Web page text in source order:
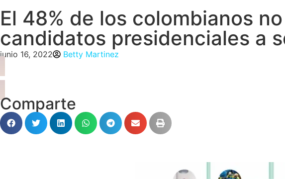
El 48% de los colombianos
candidatos presidenciales a
junio 16, 2022 Betty Martinez
Comparte